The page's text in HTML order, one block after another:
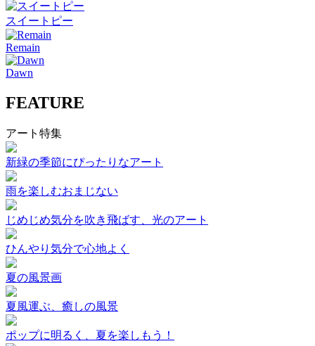
スイートピー
Remain
Dawn
FEATURE
アート特集
新緑の季節にぴったりなアート
雨を楽しむおまじない
じめじめ気分を吹き飛ばす、光のアート
ひんやり気分で心地よく
夏の風景画
夏風運ぶ、癒しの風景
ポップに明るく、夏を楽しもう！